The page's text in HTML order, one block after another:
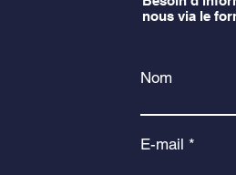
nous via le
Nom
E-mail